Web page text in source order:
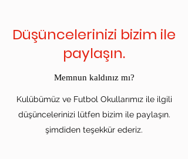
Düşüncelerinizi bizim ile
paylaşın.
Memnun kaldınız mı?
Kulübümüz ve Futbol Okullarımız ile ilgili
düşüncelerinizi lütfen bizim ile paylaşın.
şimdiden teşekkür ederiz.